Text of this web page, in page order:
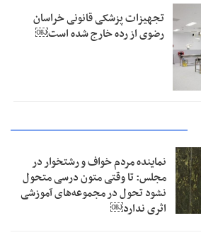
تجهیزات پزشکی قانونی خراسان
رضوی از رده خارج شده است￼
نماینده مردم خواف و رشتخوار در
مجلس: تا وقتی متون درسی متحول
نشود تحول در مجموعه‌های آموزشی
اثری ندارد￼